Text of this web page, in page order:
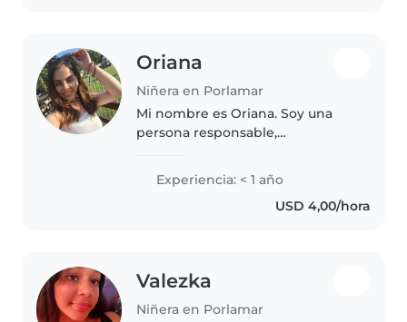
Oriana
Niñera en Porlamar
Mi nombre es Oriana. Soy una
persona responsable,
He trabajado con niños en
colegios ayudandoles con su
aprendizaje en inglés y
Experiencia: < 1 año
USD 4,00/hora
Valezka
Niñera en Porlamar